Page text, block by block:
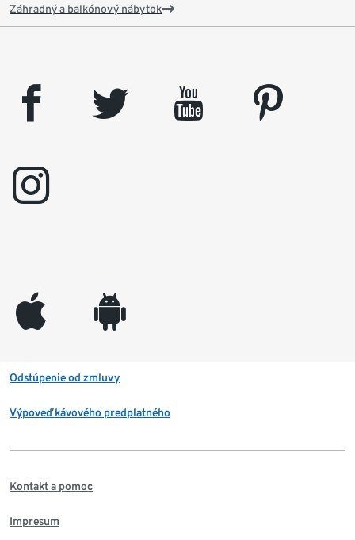
Záhradný a balkónový nábytok
facebook twitter youtube
pinterest
instagram
appleinc android
Odstúpenie od zmluvy
Výpoveď kávového predplatného
Kontakt a pomoc
Impresum